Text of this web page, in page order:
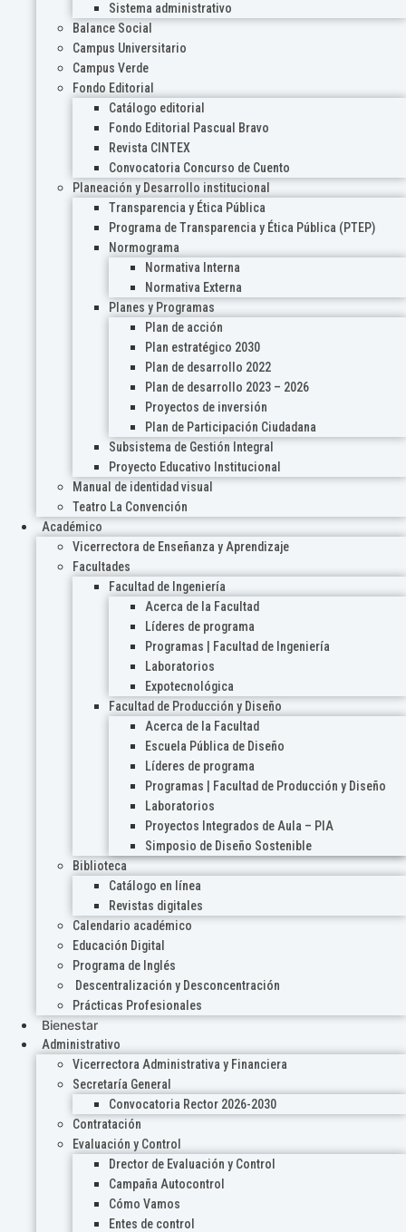
Sistema administrativo
Balance Social
Campus Universitario
Campus Verde
Fondo Editorial
Catálogo editorial
Fondo Editorial Pascual Bravo
Revista CINTEX
Convocatoria Concurso de Cuento
Planeación y Desarrollo institucional
Transparencia y Ética Pública
Programa de Transparencia y Ética Pública (PTEP)
Normograma
Normativa Interna
Normativa Externa
Planes y Programas
Plan de acción
Plan estratégico 2030
Plan de desarrollo 2022
Plan de desarrollo 2023 – 2026
Proyectos de inversión
Plan de Participación Ciudadana
Subsistema de Gestión Integral
Proyecto Educativo Institucional
Manual de identidad visual
Teatro La Convención
Académico
Vicerrectora de Enseñanza y Aprendizaje
Facultades
Facultad de Ingeniería
Acerca de la Facultad
Líderes de programa
Programas | Facultad de Ingeniería
Laboratorios
Expotecnológica
Facultad de Producción y Diseño
Acerca de la Facultad
Escuela Pública de Diseño
Líderes de programa
Programas | Facultad de Producción y Diseño
Laboratorios
Proyectos Integrados de Aula – PIA
Simposio de Diseño Sostenible
Biblioteca
Catálogo en línea
Revistas digitales
Calendario académico
Educación Digital
Programa de Inglés
Descentralización y Desconcentración
Prácticas Profesionales
Bienestar
Administrativo
Vicerrectora Administrativa y Financiera
Secretaría General
Convocatoria Rector 2026-2030
Contratación
Evaluación y Control
Drector de Evaluación y Control
Campaña Autocontrol
Cómo Vamos
Entes de control